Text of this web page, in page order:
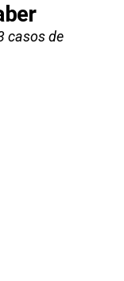
casos de